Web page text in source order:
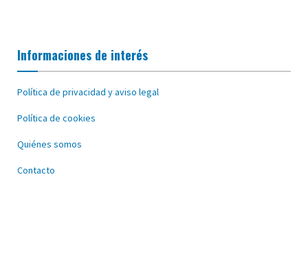
Informaciones de interés
Política de privacidad y aviso legal
Política de cookies
Quiénes somos
Contacto